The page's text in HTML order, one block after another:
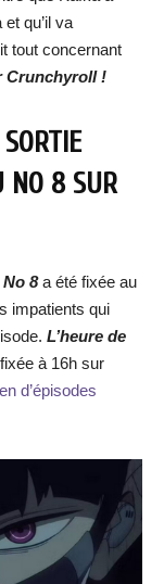
qu’il va
tout concernant
Crunchyroll!
NO 8 SUR
8a été fixée au
impatients qui
L’heure de
à 16h sur
d’épisodes